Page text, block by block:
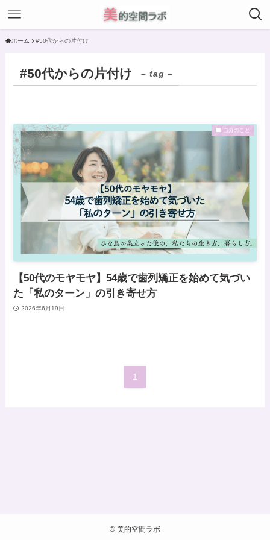
ホーム #50代からの片付け
#50代からの片付け – tag –
自分のこと
【50代のモヤモヤ】54歳で歯列矯正を始めて気づい
た「私のターン」の引き寄せ方
2026年6月19日
1
© 美的空間ラボ